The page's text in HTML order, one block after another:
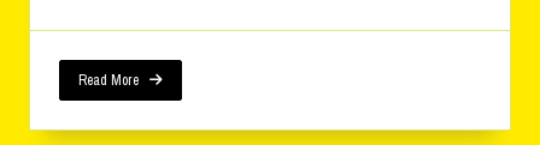
Read More